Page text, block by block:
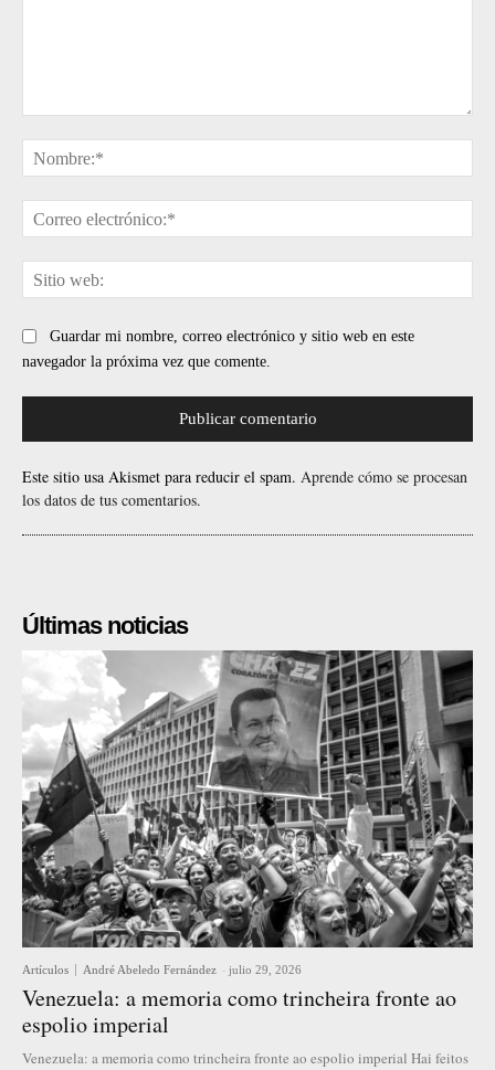
Guardar mi nombre, correo electrónico y sitio web en este
navegador la próxima vez que comente.
Este sitio usa Akismet para reducir el spam. Aprende cómo se procesan
los datos de tus comentarios.
Últimas noticias
Artículos André Abeledo Fernández - julio 29, 2026
Venezuela: a memoria como trincheira fronte ao
espolio imperial
Venezuela: a memoria como trincheira fronte ao espolio imperial Hai feitos